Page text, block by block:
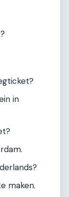
in
maken.